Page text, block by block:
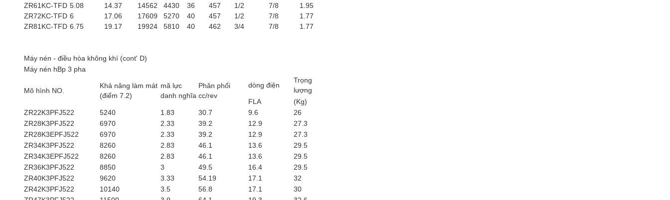
ZR61KC-TFD 5.08 14.37 14562 4430 36 457 1/2 7/8
1.95
ZR72KC-TFD 6 17.06 17609 5270 40 457 1/2 7/8
1.77
ZR81KC-TFD 6.75 19.17 19924 5810 40 462 3/4 7/8 1.77
Máy nén - điều hòa không khí (cont' D)
Máy nén hBp 3 pha
Mô hình NO.
Khả năng làm mát
(điểm 7.2)
mã lực
danh nghĩa
Phân phối
cc/rev
dòng điện
Trọng
lượng
FLA
(Kg)
ZR22K3PFJ522
5240 1.83 30.7 9.6
26
ZR28K3PFJ522
6970 2.33 39.2 12.9
27.3
ZR28K3EPFJ522
6970 2.33 39.2 12.9
27.3
ZR34K3PFJ522
8260 2.83 46.1 13.6
29.5
ZR34K3EPFJ522
8260 2.83 46.1 13.6
29.5
ZR36K3PFJ522
8850 3 49.5 16.4
29.5
ZR40K3PFJ522
9620 3.33 54.19 17.1
32
ZR42K3PFJ522
10140 3.5 56.8 17.1
30